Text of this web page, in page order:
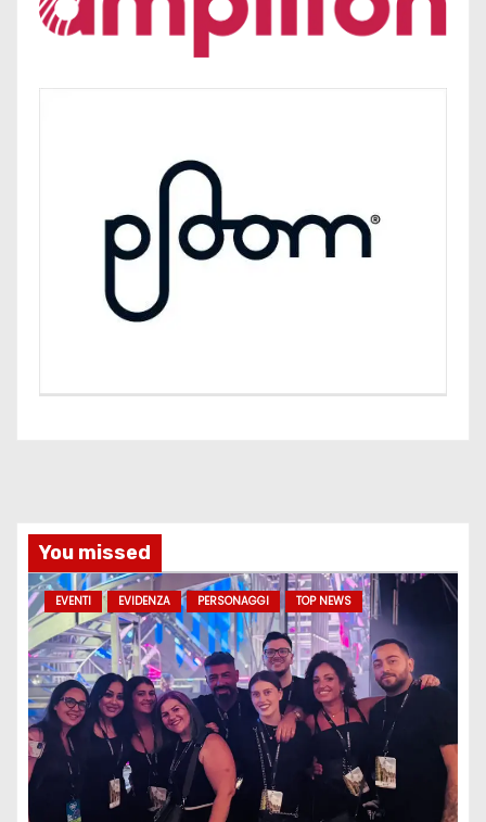
You missed
EVENTI EVIDENZA PERSONAGGI TOP NEWS